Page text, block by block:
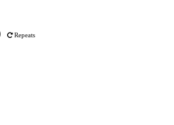
Repeats